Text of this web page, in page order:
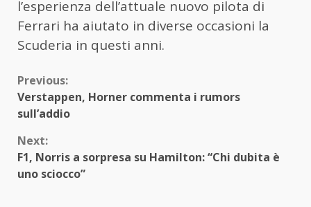
l’esperienza dell’attuale nuovo pilota di
Ferrari ha aiutato in diverse occasioni la
Scuderia in questi anni.
Continue
Reading
Previous:
Verstappen, Horner commenta i rumors
sull’addio
Next:
F1, Norris a sorpresa su Hamilton: “Chi dubita è
uno sciocco”